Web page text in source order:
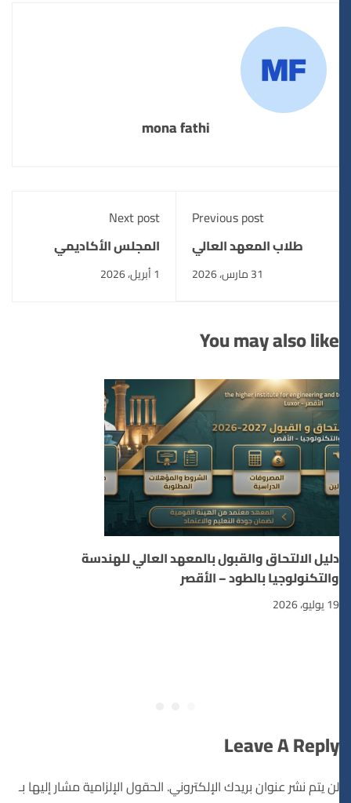
mona fathi
Previous post
طلاب المعهد العالي
للهندسة والتكنولوجيا
بالطود في زيارة إنسانية
Next post
المجلس الأكاديمي
لمعهد هندسة الأقصر
يجتمع لشهر مارس
You may also like
دليل الالتحاق والقبول بالمعهد العالي للهندسة
والتكنولوجيا بالطود – الأقصر
Leave A Reply
لن يتم نشر عنوان بريدك الإلكتروني. الحقول الإلزامية مشار إليها بـ